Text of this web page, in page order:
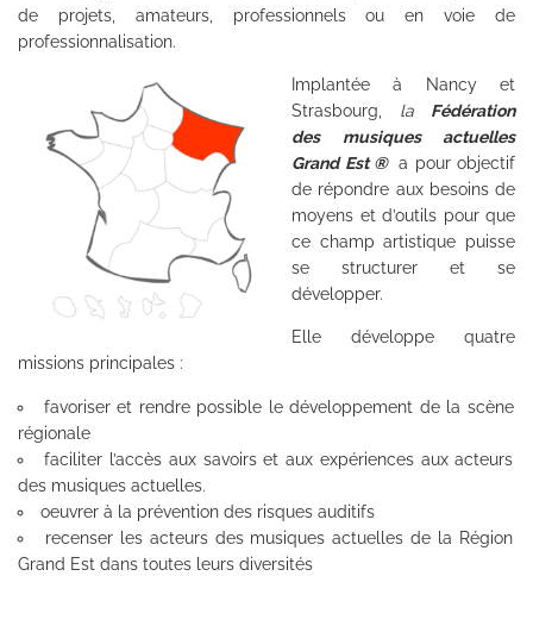
de projets, amateurs, professionnels ou en voie de
professionnalisation.
Implantée à Nancy et
Strasbourg, la Fédération
des musiques actuelles
Grand Est ® a pour objectif
de répondre aux besoins de
moyens et d’outils pour que
ce champ artistique puisse
se structurer et se
développer.
Elle développe quatre
missions principales :
favoriser et rendre possible le développement de la scène
régionale
faciliter l’accès aux savoirs et aux expériences aux acteurs
des musiques actuelles.
oeuvrer à la prévention des risques auditifs
recenser les acteurs des musiques actuelles de la Région
Grand Est dans toutes leurs diversités